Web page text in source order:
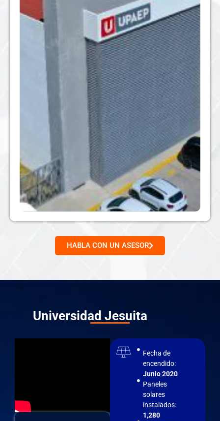
HABLA CON UN ASESOR
Universidad Jesuita
Fecha de
encendido:
Junio 2020
Paneles
solares
instalados:
1,280